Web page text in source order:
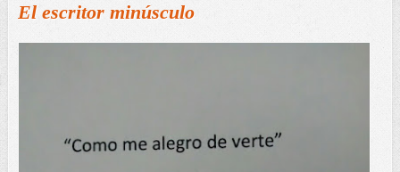
El escritor minúsculo